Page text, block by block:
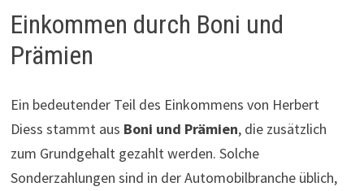
Einkommen durch Boni und
Prämien
Ein bedeutender Teil des Einkommens von Herbert
Diess stammt aus Boni und Prämien, die zusätzlich
zum Grundgehalt gezahlt werden. Solche
Sonderzahlungen sind in der Automobilbranche üblich,